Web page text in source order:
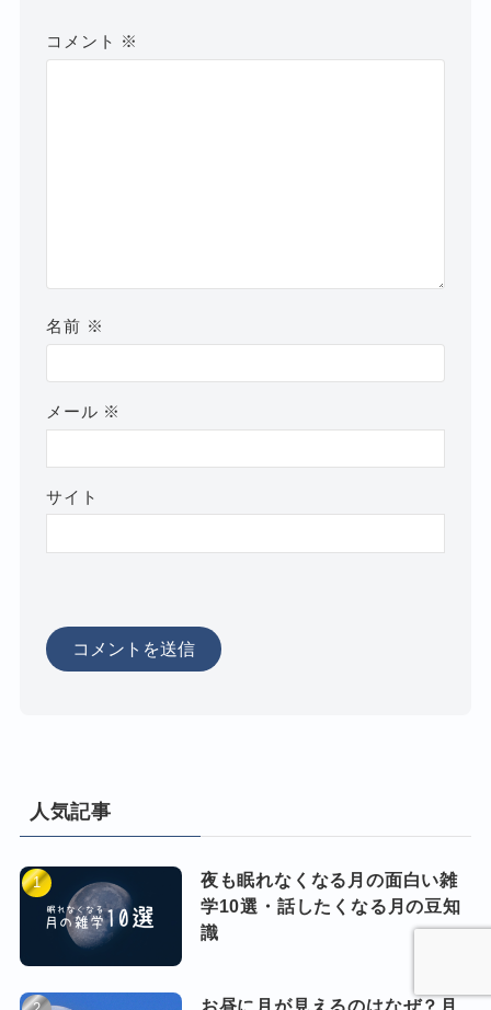
コメント ※
名前 ※
メール ※
サイト
人気記事
夜も眠れなくなる月の面白い雑
学10選・話したくなる月の豆知
識
お昼に月が見えるのはなぜ？月